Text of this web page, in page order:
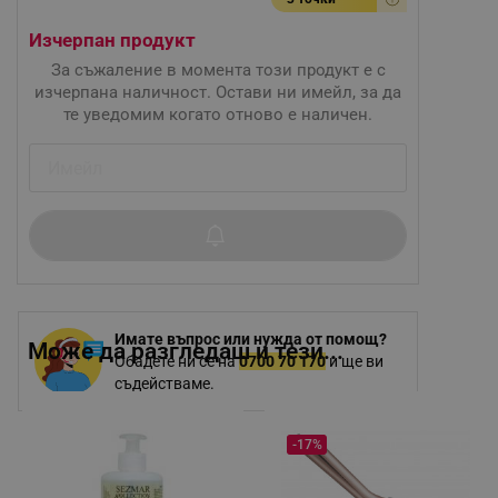
Имате въпрос или нужда от помощ?
Обадете ни се на0700 70 170и ще ви
съдействаме.
Изчерпан продукт
За съжаление в момента този продукт е с
изчерпана наличност. Остави ни имейл, за да
те уведомим когато отново е наличен.
Може да разгледаш и тези...
-17%